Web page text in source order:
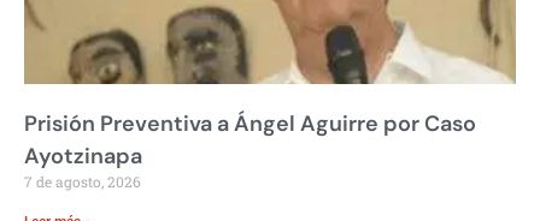
Prisión Preventiva a Ángel Aguirre por Caso
Ayotzinapa
7 de agosto, 2026